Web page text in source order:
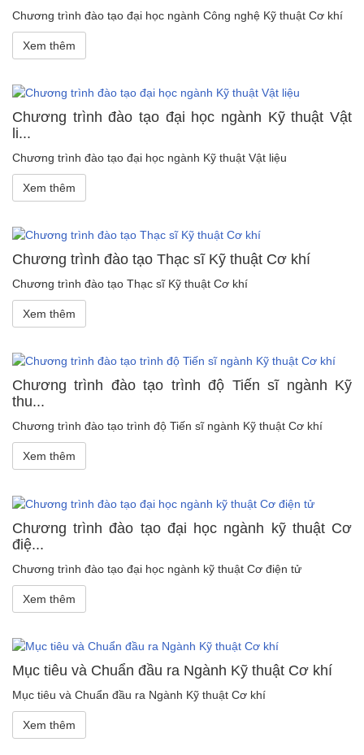
Chương trình đào tạo đại học ngành Công nghệ Kỹ thuật Cơ khí
Xem thêm
Chương trình đào tạo đại học ngành Kỹ thuật Vật
li...
Chương trình đào tạo đại học ngành Kỹ thuật Vật liệu
Xem thêm
Chương trình đào tạo Thạc sĩ Kỹ thuật Cơ khí
Chương trình đào tạo Thạc sĩ Kỹ thuật Cơ khí
Xem thêm
Chương trình đào tạo trình độ Tiến sĩ ngành Kỹ
thu...
Chương trình đào tạo trình độ Tiến sĩ ngành Kỹ thuật Cơ khí
Xem thêm
Chương trình đào tạo đại học ngành kỹ thuật Cơ
điệ...
Chương trình đào tạo đại học ngành kỹ thuật Cơ điện tử
Xem thêm
Mục tiêu và Chuẩn đầu ra Ngành Kỹ thuật Cơ khí
Mục tiêu và Chuẩn đầu ra Ngành Kỹ thuật Cơ khí
Xem thêm